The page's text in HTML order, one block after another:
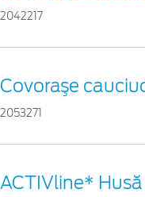
2042217
Covoraşe
2053271
ACTIVline*